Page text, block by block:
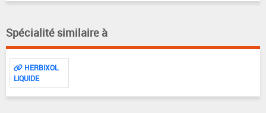
Spécialité similaire à
HERBIXOL
LIQUIDE